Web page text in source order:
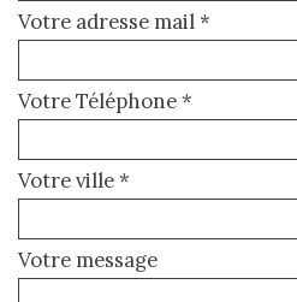
Votre adresse mail *
Votre Téléphone *
Votre ville *
Votre message